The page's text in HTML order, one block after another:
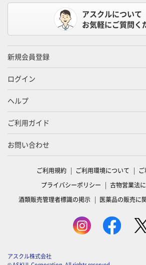
アスクルについて
お気軽にご質問く
新規会員登録
ログイン
ヘルプ
ご利用ガイド
お問い合わせ
ご利用規約 ご利用環境について
プライバシーポリシー
古物営業法
酒類販売管理者標識の掲示
医薬品の販売に
アスクル株式会社